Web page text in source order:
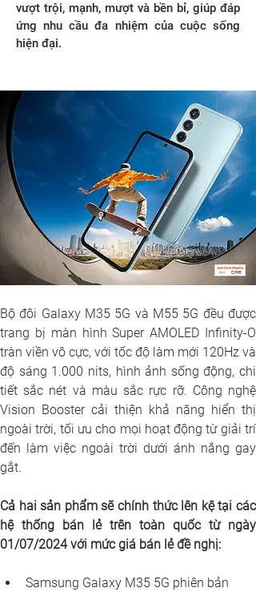
vượt trội, mạnh, mượt và bền bỉ, giúp đáp
ứng nhu cầu đa nhiệm của cuộc sống
hiện đại.
Bộ đôi Galaxy M35 5G và M55 5G đều được
trang bị màn hình Super AMOLED Infinity-O
tràn viền vô cực, với tốc độ làm mới 120Hz và
độ sáng 1.000 nits, hình ảnh sống động, chi
tiết sắc nét và màu sắc rực rỡ. Công nghệ
Vision Booster cải thiện khả năng hiển thị
ngoài trời, tối ưu cho mọi hoạt động từ giải trí
đến làm việc ngoài trời dưới ánh nắng gay
gắt.
Cả hai sản phẩm sẽ chính thức lên kệ tại các
hệ thống bán lẻ trên toàn quốc từ ngày
01/07/2024 với mức giá bán lẻ đề nghị:
Samsung Galaxy M35 5G phiên bản